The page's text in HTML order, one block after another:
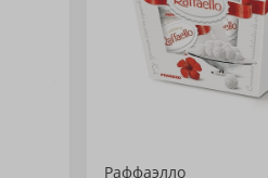
Раффаэлло